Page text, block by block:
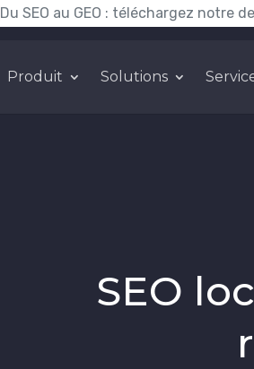
Du SEO au GEO : téléchargez notre
Produit Solutions
SEO